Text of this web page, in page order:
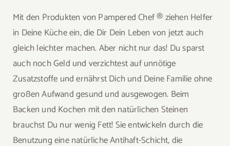
Mit den Produkten von Pampered Chef ® ziehen Helfer
in Deine Küche ein, die Dir Dein Leben von jetzt auch
gleich leichter machen. Aber nicht nur das! Du sparst
auch noch Geld und verzichtest auf unnötige
Zusatzstoffe und ernährst Dich und Deine Familie ohne
großen Aufwand gesund und ausgewogen. Beim
Backen und Kochen mit den natürlichen Steinen
brauchst Du nur wenig Fett! Sie entwickeln durch die
Benutzung eine natürliche Antihaft-Schicht, die